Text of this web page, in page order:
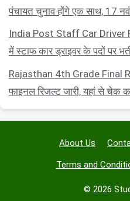
पंचायत चुनाव होंगे एक साथ, 17
India Post Staff Car Driver
में स्टाफ कार ड्राइवर के पदों पर
Rajasthan 4th Grade Final
फाइनल रिजल्ट जारी, यहां से चेक
About Us
Terms and
© 2026